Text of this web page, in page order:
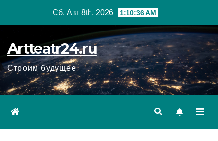
Сб. Авг 8th, 2026 1:10:37 AM
Artteatr24.ru
Строим будущее